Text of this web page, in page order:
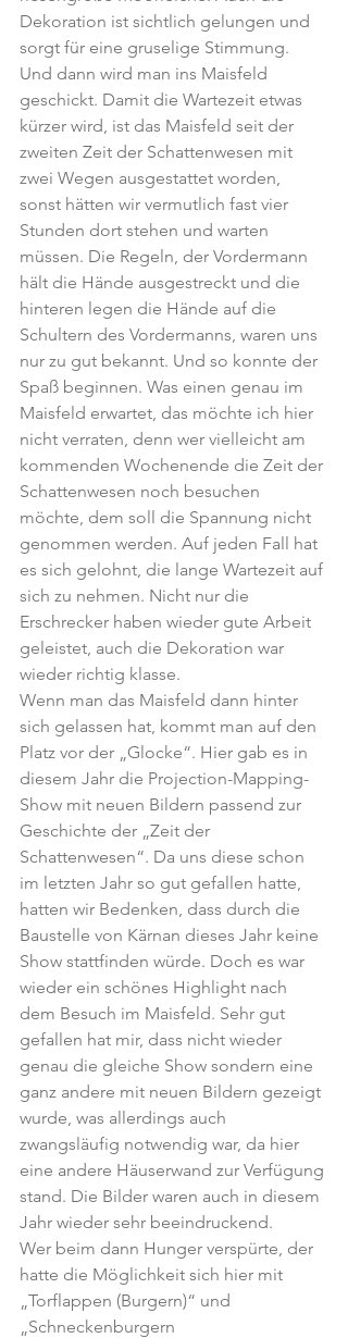
Dekoration ist sichtlich gelungen und
sorgt für eine gruselige Stimmung.
Und dann wird man ins Maisfeld
geschickt. Damit die Wartezeit etwas
kürzer wird, ist das Maisfeld seit der
zweiten Zeit der Schattenwesen mit
zwei Wegen ausgestattet worden,
sonst hätten wir vermutlich fast vier
Stunden dort stehen und warten
müssen. Die Regeln, der Vordermann
hält die Hände ausgestreckt und die
hinteren legen die Hände auf die
Schultern des Vordermanns, waren uns
nur zu gut bekannt. Und so konnte der
Spaß beginnen. Was einen genau im
Maisfeld erwartet, das möchte ich hier
nicht verraten, denn wer vielleicht am
kommenden Wochenende die Zeit der
Schattenwesen noch besuchen
möchte, dem soll die Spannung nicht
genommen werden. Auf jeden Fall hat
es sich gelohnt, die lange Wartezeit auf
sich zu nehmen. Nicht nur die
Erschrecker haben wieder gute Arbeit
geleistet, auch die Dekoration war
wieder richtig klasse.
Wenn man das Maisfeld dann hinter
sich gelassen hat, kommt man auf den
Platz vor der „Glocke“. Hier gab es in
diesem Jahr die Projection-Mapping-
Show mit neuen Bildern passend zur
Geschichte der „Zeit der
Schattenwesen“. Da uns diese schon
im letzten Jahr so gut gefallen hatte,
hatten wir Bedenken, dass durch die
Baustelle von Kärnan dieses Jahr keine
Show stattfinden würde. Doch es war
wieder ein schönes Highlight nach
dem Besuch im Maisfeld. Sehr gut
gefallen hat mir, dass nicht wieder
genau die gleiche Show sondern eine
ganz andere mit neuen Bildern gezeigt
wurde, was allerdings auch
zwangsläufig notwendig war, da hier
eine andere Häuserwand zur Verfügung
stand. Die Bilder waren auch in diesem
Jahr wieder sehr beeindruckend.
Wer beim dann Hunger verspürte, der
hatte die Möglichkeit sich hier mit
„Torflappen (Burgern)“ und
„Schneckenburgern